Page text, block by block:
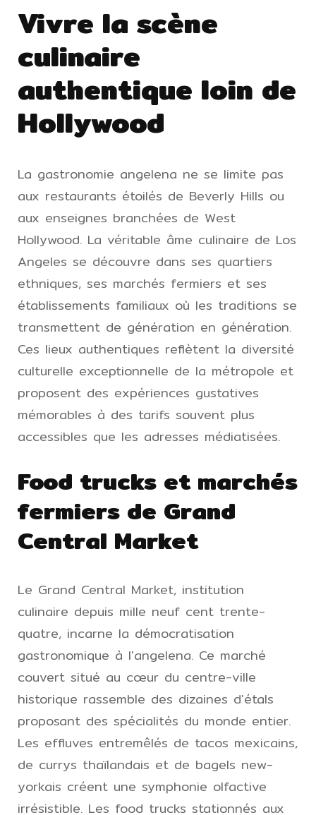
Vivre la scène
culinaire
authentique loin de
Hollywood
La gastronomie angelena ne se limite pas
aux restaurants étoilés de Beverly Hills ou
aux enseignes branchées de West
Hollywood. La véritable âme culinaire de Los
Angeles se découvre dans ses quartiers
ethniques, ses marchés fermiers et ses
établissements familiaux où les traditions se
transmettent de génération en génération.
Ces lieux authentiques reflètent la diversité
culturelle exceptionnelle de la métropole et
proposent des expériences gustatives
mémorables à des tarifs souvent plus
accessibles que les adresses médiatisées.
Food trucks et marchés
fermiers de Grand
Central Market
Le Grand Central Market, institution
culinaire depuis mille neuf cent trente-
quatre, incarne la démocratisation
gastronomique à l'angelena. Ce marché
couvert situé au cœur du centre-ville
historique rassemble des dizaines d'étals
proposant des spécialités du monde entier.
Les effluves entremêlés de tacos mexicains,
de currys thaïlandais et de bagels new-
yorkais créent une symphonie olfactive
irrésistible. Les food trucks stationnés aux